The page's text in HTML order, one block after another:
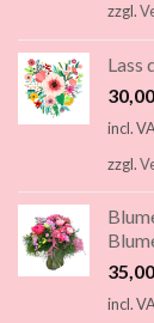
zzgl.
Lass
30,00
incl.
zzgl.
35,00
incl.